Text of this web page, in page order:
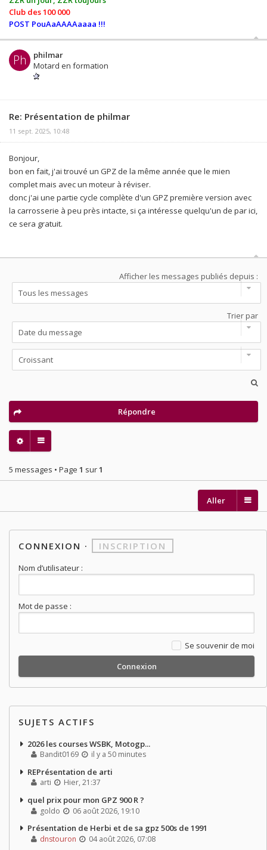
Club des 100 000
POST PouAaAAAAaaaa !!!
Ph
philmar
Motard en formation
Re: Présentation de philmar
11 sept. 2025, 10:48
Bonjour,
bon en fait, j'ai trouvé un GPZ de la même année que le mien
complet mais avec un moteur à réviser.
donc j'ai une partie cycle complète d'un GPZ première version avec
la carrosserie à peu près intacte, si ça intéresse quelqu'un de par ici,
ce sera gratuit.
Afficher les messages publiés depuis :
Trier par
Répondre
5 messages • Page 1 sur1
Aller
CONNEXION · INSCRIPTION
Nom d’utilisateur :
Mot de passe :
Se souvenir de moi
SUJETS ACTIFS
2026 les courses WSBK, Motogp...
Bandit0169 il y a 50 minutes
REPrésentation de arti
arti Hier, 21:37
quel prix pour mon GPZ 900 R ?
goldo 06 août 2026, 19:10
Présentation de Herbi et de sa gpz 500s de 1991
dnstouron 04 août 2026, 07:08